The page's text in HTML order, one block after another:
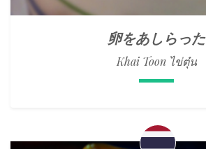
卵をあしらった
Khai Toon ไข่ตุ๋น